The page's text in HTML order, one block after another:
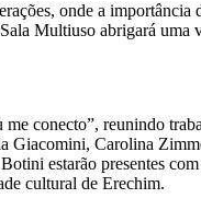
onde a
Multiuso abrigará
conecto”, reunindo
Giacomini, Carolina
estarão presentes
cultural de Erechim.